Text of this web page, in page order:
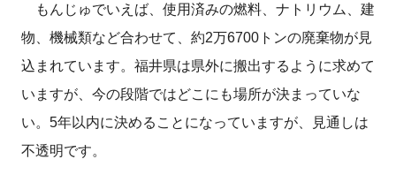
もんじゅでいえば、使用済みの燃料、ナトリウム、建
物、機械類など合わせて、約2万6700トンの廃棄物が見
込まれています。福井県は県外に搬出するように求めて
いますが、今の段階ではどこにも場所が決まっていな
い。5年以内に決めることになっていますが、見通しは
不透明です。